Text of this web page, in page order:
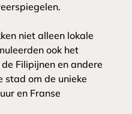
niet alleen lokale
ook het
Filipijnen en andere
stad om de unieke
en Franse